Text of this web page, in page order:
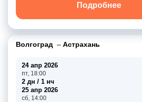
Подробнее
Волгоград – Астрахань
24 апр 2026
пт, 18:00
2 дн / 1 нч
25 апр 2026
сб, 14:00